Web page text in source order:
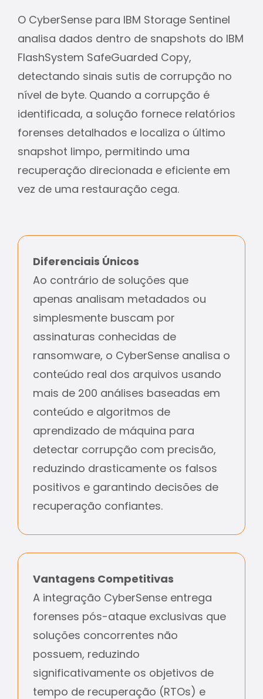
O CyberSense para IBM Storage Sentinel
analisa dados dentro de snapshots do IBM
FlashSystem SafeGuarded Copy,
detectando sinais sutis de corrupção no
nível de byte. Quando a corrupção é
identificada, a solução fornece relatórios
forenses detalhados e localiza o último
snapshot limpo, permitindo uma
recuperação direcionada e eficiente em
vez de uma restauração cega.
Diferenciais Únicos
Ao contrário de soluções que
apenas analisam metadados ou
simplesmente buscam por
assinaturas conhecidas de
ransomware, o CyberSense analisa o
conteúdo real dos arquivos usando
mais de 200 análises baseadas em
conteúdo e algoritmos de
aprendizado de máquina para
detectar corrupção com precisão,
reduzindo drasticamente os falsos
positivos e garantindo decisões de
recuperação confiantes.
Vantagens Competitivas
A integração CyberSense entrega
forenses pós-ataque exclusivas que
soluções concorrentes não
possuem, reduzindo
significativamente os objetivos de
tempo de recuperação (RTOs) e